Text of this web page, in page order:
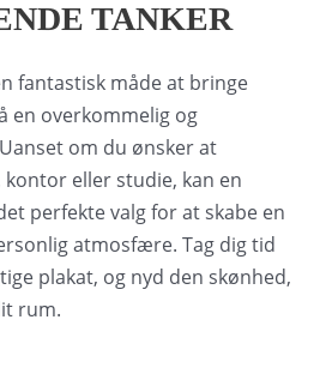
TANKER
fantastisk måde at bringe
en overkommelig og
om du ønsker at
eller studie, kan en
perfekte valg for at skabe en
atmosfære. Tag dig tid
plakat, og nyd den skønhed,
rum.